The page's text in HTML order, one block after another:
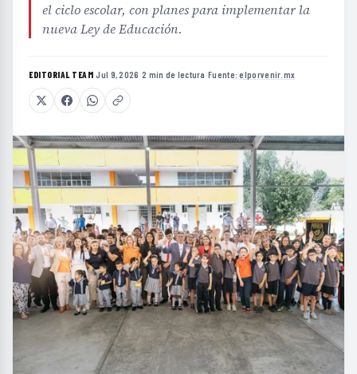
el ciclo escolar, con planes para implementar la
nueva Ley de Educación.
EDITORIAL TEAM·Jul 9, 2026 ·2 min de lectura ·Fuente:elporvenir.mx